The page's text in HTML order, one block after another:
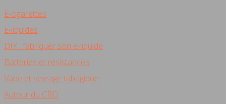
E-cigarettes
E-liquides
DIY : fabriquer son e-liquide
Batteries et résistances
Vape et sevrage tabagique
Autour du CBD